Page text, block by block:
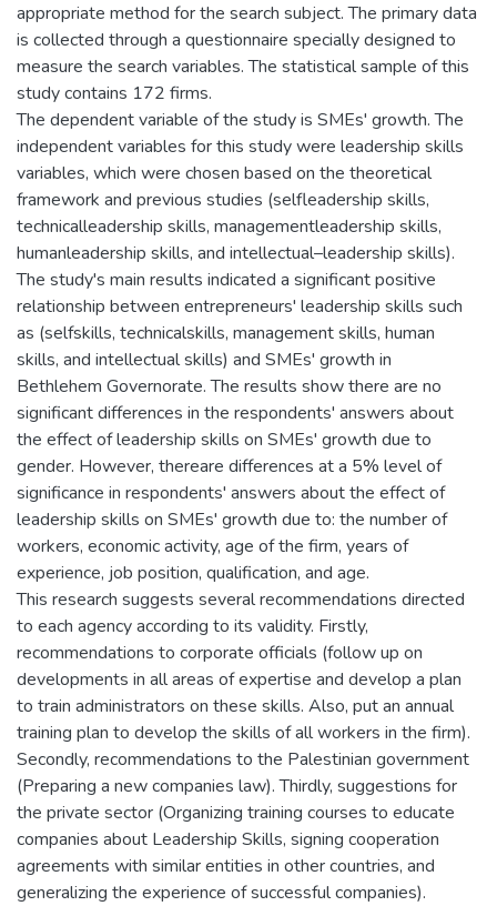
appropriate method for the search subject. The primary data
is collected through a questionnaire specially designed to
measure the search variables. The statistical sample of this
study contains 172 firms.
The dependent variable of the study is SMEs' growth. The
independent variables for this study were leadership skills
variables, which were chosen based on the theoretical
framework and previous studies (selfleadership skills,
technicalleadership skills, managementleadership skills,
humanleadership skills, and intellectual–leadership skills).
The study's main results indicated a significant positive
relationship between entrepreneurs' leadership skills such
as (selfskills, technicalskills, management skills, human
skills, and intellectual skills) and SMEs' growth in
Bethlehem Governorate. The results show there are no
significant differences in the respondents' answers about
the effect of leadership skills on SMEs' growth due to
gender. However, thereare differences at a 5% level of
significance in respondents' answers about the effect of
leadership skills on SMEs' growth due to: the number of
workers, economic activity, age of the firm, years of
experience, job position, qualification, and age.
This research suggests several recommendations directed
to each agency according to its validity. Firstly,
recommendations to corporate officials (follow up on
developments in all areas of expertise and develop a plan
to train administrators on these skills. Also, put an annual
training plan to develop the skills of all workers in the firm).
Secondly, recommendations to the Palestinian government
(Preparing a new companies law). Thirdly, suggestions for
the private sector (Organizing training courses to educate
companies about Leadership Skills, signing cooperation
agreements with similar entities in other countries, and
generalizing the experience of successful companies).